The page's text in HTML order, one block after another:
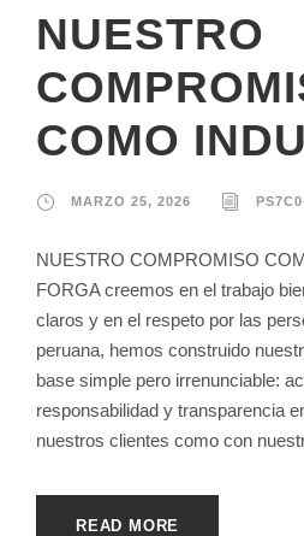
NUESTRO
COMO
MARZO 25, 2026
NUESTRO COMPROMISO
FORGA creemos en el trabajo
claros y en el respeto por las
peruana, hemos construido
base simple pero irrenunciable:
responsabilidad y transparencia
nuestros clientes como con
READ MORE